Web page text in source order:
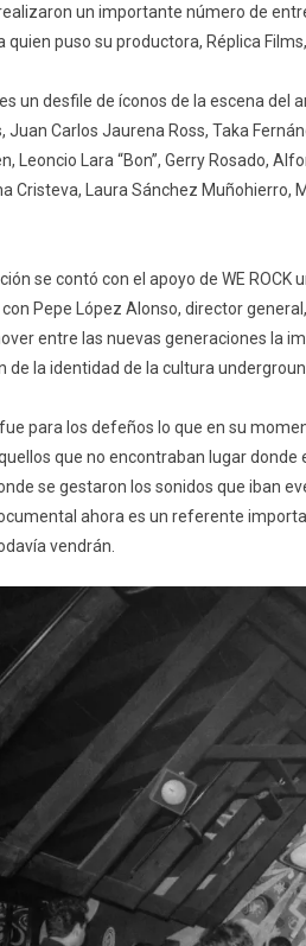
un importante número de
puso su productora, Réplica
un desfile de íconos de la escena del
Juan Carlos Jaurena Ross, Taka
Leoncio Lara “Bon”, Gerry Rosado,
Cristeva, Laura Sánchez Muñohierro,
se contó con el apoyo de WE
Pepe López Alonso, director
entre las nuevas generaciones la
de la identidad de la cultura
fue para los defeños lo que en su
que no encontraban lugar
se gestaron los sonidos que iban
ahora es un referente
vendrán.